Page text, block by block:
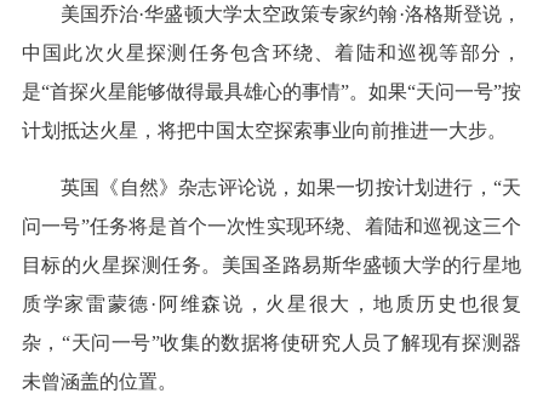
美国乔治·华盛顿大学太空政策专家约翰·洛格斯登说，
中国此次火星探测任务包含环绕、着陆和巡视等部分，
是“首探火星能够做得最具雄心的事情”。如果“天问一号”按
计划抵达火星，将把中国太空探索事业向前推进一大步。
英国《自然》杂志评论说，如果一切按计划进行，“天
问一号”任务将是首个一次性实现环绕、着陆和巡视这三个
目标的火星探测任务。美国圣路易斯华盛顿大学的行星地
质学家雷蒙德·阿维森说，火星很大，地质历史也很复
杂，“天问一号”收集的数据将使研究人员了解现有探测器
未曾涵盖的位置。